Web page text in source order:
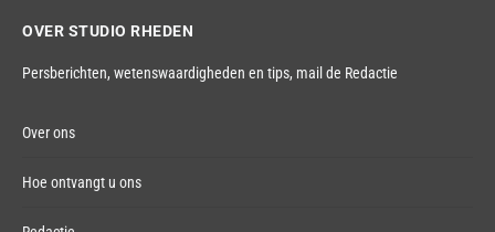
OVER STUDIO RHEDEN
Persberichten, wetenswaardigheden en tips, mail de Redactie
Over ons
Hoe ontvangt u ons